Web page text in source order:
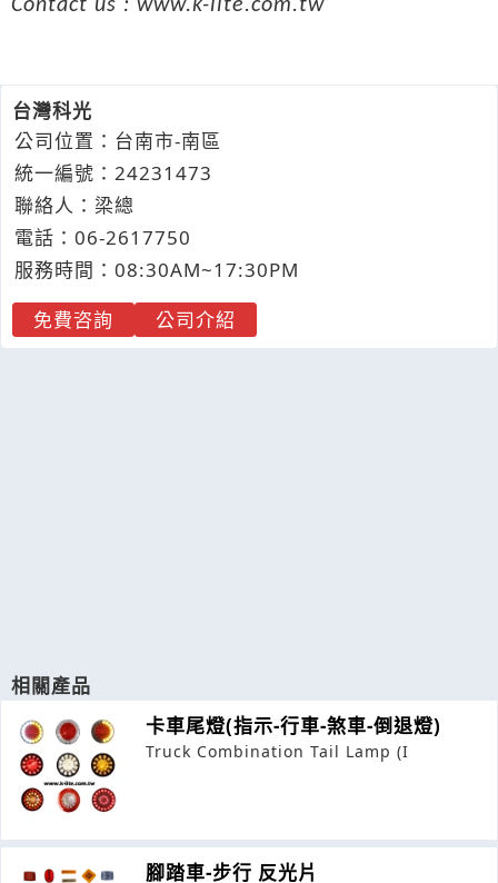
Contact us : www.k-lite.com.tw
台灣科光
公司位置：台南市-南區
統一編號：24231473
聯絡人：梁總
電話： 06-261 7750
服務時間：08:30AM~17:30PM
免費咨詢
公司介紹
相關產品
卡車尾燈(指示-行車-煞車-倒退燈)
Truck Combination Tail Lamp (I
腳踏車-步行 反光片